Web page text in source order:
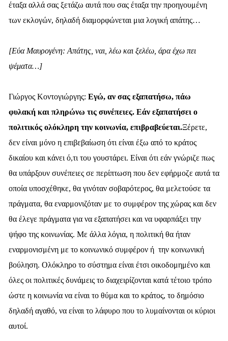
έταξα αλλά σας ξετάζω αυτά που σας έταξα την προηγουμένη
των εκλογών, δηλαδή διαμορφώνεται μια λογική απάτης…
[Εύα Μαυρογένη: Απάτης, ναι, λέω και ξελέω, άρα έχω πει
ψέματα…]
Γιώργος Κοντογιώργης: Εγώ, αν σας εξαπατήσω, πάω
φυλακή και πληρώνω τις συνέπειες. Εάν εξαπατήσει ο
πολιτικός ολόκληρη την κοινωνία, επιβραβεύεται.Ξέρετε,
δεν είναι μόνο η επιβεβαίωση ότι είναι έξω από το κράτος
δικαίου και κάνει ό,τι του γουστάρει. Είναι ότι εάν γνώριζε πως
θα υπάρξουν συνέπειες σε περίπτωση που δεν εφήρμοζε αυτά τα
οποία υποσχέθηκε, θα γινόταν σοβαρότερος, θα μελετούσε τα
πράγματα, θα εναρμονιζόταν με το συμφέρον της χώρας και δεν
θα έλεγε πράγματα για να εξαπατήσει και να υφαρπάξει την
ψήφο της κοινωνίας. Με άλλα λόγια, η πολιτική θα ήταν
εναρμονισμένη με το κοινωνικό συμφέρον ή την κοινωνική
βούληση. Ολόκληρο το σύστημα είναι έτσι οικοδομημένο και
όλες οι πολιτικές δυνάμεις το διαχειρίζονται κατά τέτοιο τρόπο
ώστε η κοινωνία να είναι το θύμα και το κράτος, το δημόσιο
δηλαδή αγαθό, να είναι το λάφυρο που το λυμαίνονται οι κύριοι
αυτοί.